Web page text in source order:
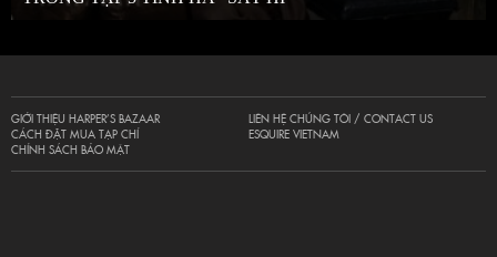
GIỚI THIỆU HARPER’S BAZAAR
CÁCH ĐẶT MUA TẠP CHÍ
CHÍNH SÁCH BẢO MẬT
LIÊN HỆ CHÚNG TÔI / CONTACT US
ESQUIRE VIETNAM